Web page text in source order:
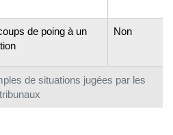
de situations jugées par les
tribunaux
de poing à un
Non